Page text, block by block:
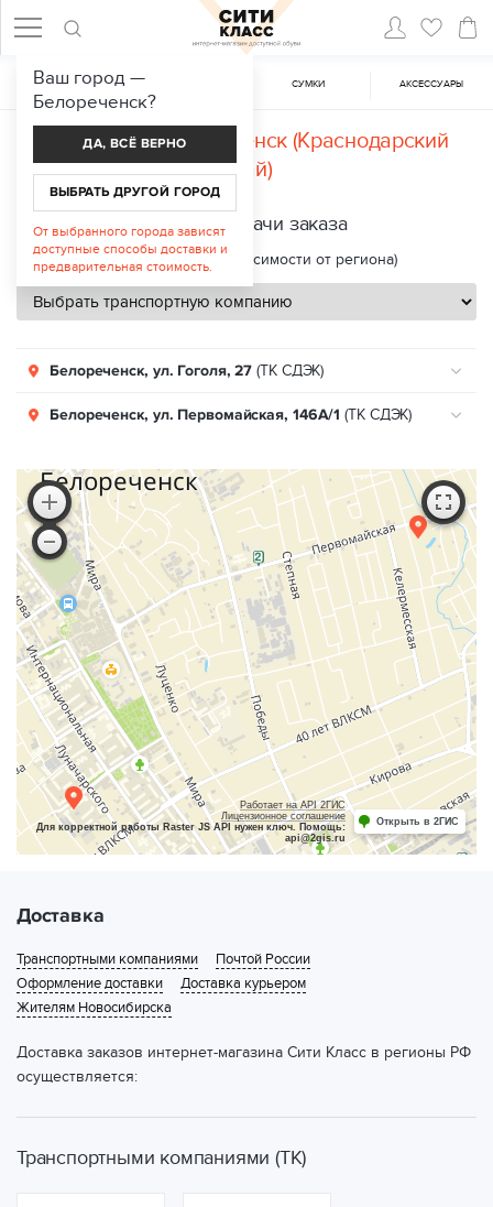
ЖЕНСКАЯ ОБУВЬ CУМКИ АКСЕССУАРЫ
Доставка вБелореченск (Краснодарский
край)
Пункты выдачи заказа
Срок доставки: 2—8 дней (в зависимости от региона)
Белореченск, ул. Гоголя, 27 (ТК СДЭК)
Белореченск, ул. Первомайская, 146А/1 (ТК СДЭК)
Работает на API 2ГИС
Лицензионное соглашение
Для корректной работы Raster JS API нужен ключ. Помощь:
api@2gis.ru
Открыть в 2ГИС
Доставка
Транспортными компаниями
Почтой России
Оформление доставки
Доставка курьером
Жителям Новосибирска
Доставка заказов интернет-магазина Сити Класс в регионы РФ
осуществляется:
Транспортными компаниями (ТК)
Ваш город —
Белореченск?
ДА, ВСЁ ВЕРНО
ВЫБРАТЬ ДРУГОЙ ГОРОД
От выбранного города зависят
доступные способы доставки и
предварительная стоимость.